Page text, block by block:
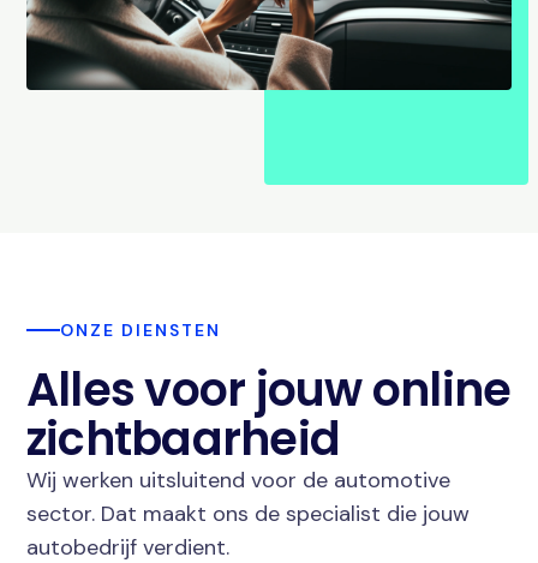
ONZE DIENSTEN
Alles voor jouw online
zichtbaarheid
Wij werken uitsluitend voor de automotive
sector. Dat maakt ons de specialist die jouw
autobedrijf verdient.